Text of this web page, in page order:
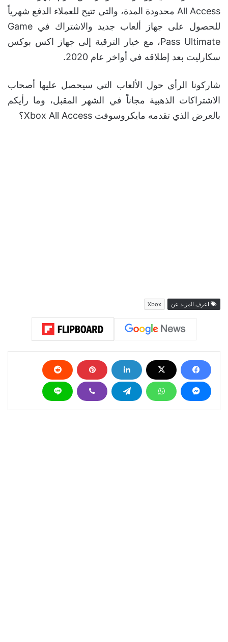
All Access محدودة المدة، والتي تتيح للعملاء الدفع شهرياً
للحصول على جهاز ألعاب جديد والاشتراك في Game
Pass Ultimate، مع خيار الترقية إلى جهاز اكس بوكس
سكارليت بعد إطلاقه في أواخر عام 2020.
شاركونا الرأي حول الألعاب التي سيحصل عليها أصحاب
الاشتراكات الذهبية مجاناً في الشهر المقبل، وما رأيكم
بالعرض الذي تقدمه مايكروسوفت Xbox All Access؟
اعرف المزيد عن Xbox